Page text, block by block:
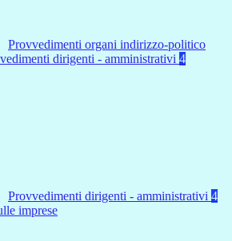
Provvedimenti organi indirizzo-politico
dirigenti - amministrativi 4
Provvedimenti dirigenti - amministrativi 4
imprese